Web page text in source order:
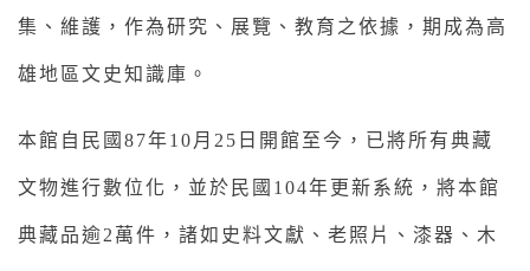
集、維護，作為研究、展覽、教育之依據，期成為高
雄地區文史知識庫。
本館自民國87年10月25日開館至今， 已將所有典藏
文物進行數位化，並於民國104年更新系統，將本館
典藏品逾2萬件，諸如史料文獻、老照片、漆器、木